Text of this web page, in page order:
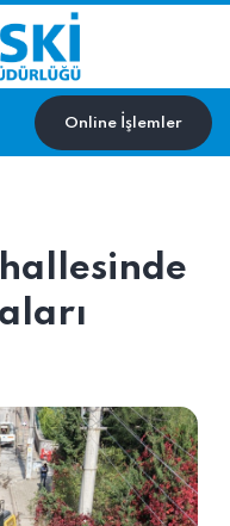
Online İşlemler